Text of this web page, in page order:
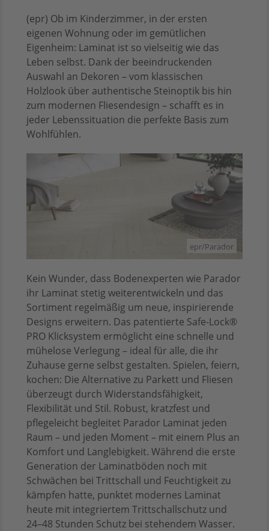
(epr) Ob im Kinderzimmer, in der ersten
eigenen Wohnung oder im gemütlichen
Eigenheim: Laminat ist so vielseitig wie das
Leben selbst. Dank der beeindruckenden
Auswahl an Dekoren – vom klassischen
Holzlook über authentische Steinoptik bis hin
zum modernen Fliesendesign – schafft es in
jeder Lebenssituation die perfekte Basis zum
Wohlfühlen.
epr/Parador
Kein Wunder, dass Bodenexperten wie Parador
ihr Laminat stetig weiterentwickeln und das
Sortiment regelmäßig um neue, inspirierende
Designs erweitern. Das patentierte Safe-Lock®
PRO Klicksystem ermöglicht eine schnelle und
mühelose Verlegung – ideal für alle, die ihr
Zuhause gerne selbst gestalten. Spielen, feiern,
kochen: Die Alternative zu Parkett und Fliesen
überzeugt durch Widerstandsfähigkeit,
Flexibilität und Stil. Robust, kratzfest und
pflegeleicht begleitet Parador Laminat jeden
Raum – und jeden Moment – mit einem Plus an
Komfort und Langlebigkeit. Während die erste
Generation der Laminatböden noch mit
Schwächen bei Trittschall und Feuchtigkeit zu
kämpfen hatte, punktet modernes Laminat
heute mit integriertem Trittschallschutz und
24–48 Stunden Schutz bei stehendem Wasser.